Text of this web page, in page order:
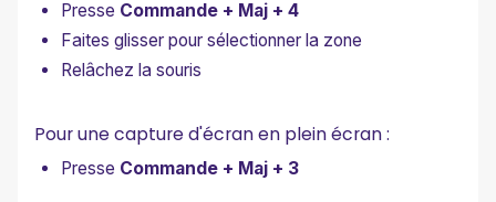
Presse Commande + Maj + 4
Faites glisser pour sélectionner la zone
Relâchez la souris
Pour une capture d'écran en plein écran :
Presse Commande + Maj + 3